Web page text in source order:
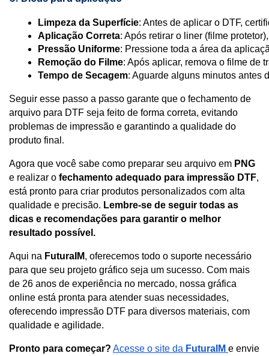
qualidade e sem fundos indesejados!
Como criar um arquivo PNG
Para salvar ou converter sua arte para o formato
PNG, você pode utilizar diferentes programas de
Corel Draw, ou até mesmo programas gratuitos
como Canva.
Adobe Photoshop
Abra sua arte no Photoshop.
Verifique se o fundo está transparente.
Caso contrário, apague o fundo (use a
ferramenta de borracha ou selecione a área
de fundo e delete).
Após ajustar sua arte, vá até o menu
Arquivo e selecione
Escolha
PNG
como o formato de arquivo.
Ajuste as configurações de compressão
(caso necessário) e finalize salvando.
Adobe Illustrator
Selecione PNG como formato.
Limpeza da Superfície: Antes de aplicar o DTF,
Aplicação Correta: Após retirar o liner (filme
Pressão Uniforme: Pressione toda a área da
Remoção do Filme: Após aplicar, remova o filme de
Tempo de Secagem: Aguarde alguns minutos antes
Seguir esse passo a passo garante que o fechamento de
arquivo para DTF seja feito de forma correta, evitando
problemas de impressão e garantindo a qualidade do
produto final .
Agora que você sabe como preparar seu arquivo em
e realizar o fechamento adequado para impressão DTF,
está pronto para criar produtos personalizados com alta
qualidade e precisão. Lembre-se de seguir todas as
dicas e recomendações para garantir o melhor
resultado possível.
Aqui na FuturaIM, oferecemos todo o suporte necessário
para que seu projeto gráfico seja um sucesso. Com mais
de 26 anos de experiência no mercado, nossa gráfica
online está pronta para atender suas necessidades,
oferecendo impressão DTF para diversos materiais, com
qualidade e agilidade.
Pronto para começar? Acesse o site da FuturaIM e envie